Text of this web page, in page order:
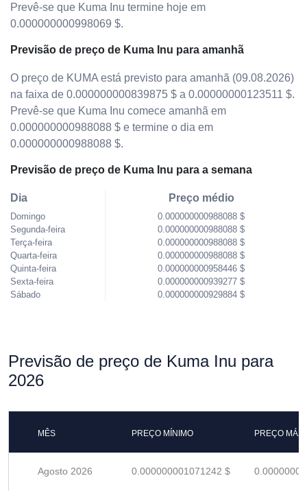
Prevê-se que Kuma Inu termine hoje em
0.000000000998069 $.
Previsão de preço de Kuma Inu para amanhã
O preço de KUMA está previsto para amanhã (09.08.2026)
na faixa de 0.000000000839875 $ a 0.00000000123511 $.
Prevê-se que Kuma Inu comece amanhã em
0.000000000988088 $ e termine o dia em
0.000000000988088 $.
Previsão de preço de Kuma Inu para a semana
Dia
Domingo
Segunda-feira
Terça-feira
Quarta-feira
Quinta-feira
Sexta-feira
Sábado
Preço médio
0.000000000988088 $
0.000000000988088 $
0.000000000988088 $
0.000000000988088 $
0.000000000958446 $
0.000000000939277 $
0.000000000929884 $
Previsão de preço de Kuma Inu para
2026
MÊS PREÇO MÍNIMO PREÇO
Agosto 2026 0.000000001071242 $